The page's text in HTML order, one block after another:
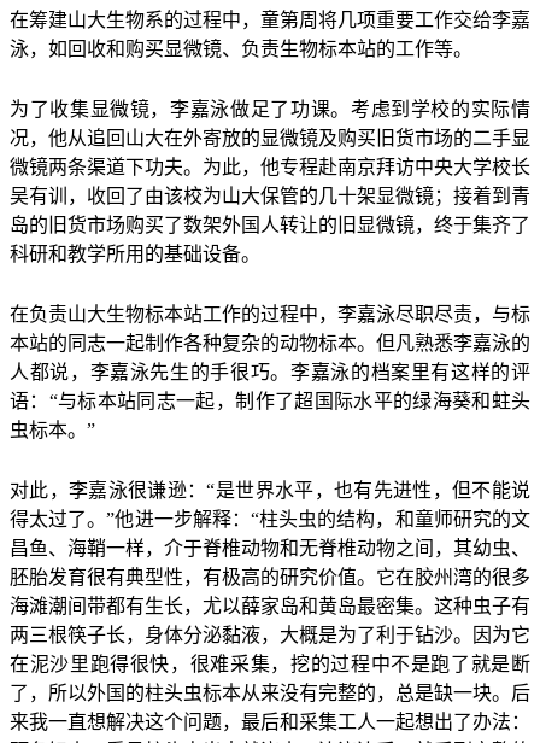
在筹建山大生物系的过程中，童第周将几项重要工作交给李嘉
泳，如回收和购买显微镜、负责生物标本站的工作等。
为了收集显微镜，李嘉泳做足了功课。考虑到学校的实际情
况，他从追回山大在外寄放的显微镜及购买旧货市场的二手显
微镜两条渠道下功夫。为此，他专程赴南京拜访中央大学校长
吴有训，收回了由该校为山大保管的几十架显微镜；接着到青
岛的旧货市场购买了数架外国人转让的旧显微镜，终于集齐了
科研和教学所用的基础设备。
在负责山大生物标本站工作的过程中，李嘉泳尽职尽责，与标
本站的同志一起制作各种复杂的动物标本。但凡熟悉李嘉泳的
人都说，李嘉泳先生的手很巧。李嘉泳的档案里有这样的评
语：“与标本站同志一起，制作了超国际水平的绿海葵和蛀头
虫标本。”
对此，李嘉泳很谦逊：“是世界水平，也有先进性，但不能说
得太过了。”他进一步解释：“柱头虫的结构，和童师研究的文
昌鱼、海鞘一样，介于脊椎动物和无脊椎动物之间，其幼虫、
胚胎发育很有典型性，有极高的研究价值。它在胶州湾的很多
海滩潮间带都有生长，尤以薛家岛和黄岛最密集。这种虫子有
两三根筷子长，身体分泌黏液，大概是为了利于钻沙。因为它
在泥沙里跑得很快，很难采集，挖的过程中不是跑了就是断
了，所以外国的柱头虫标本从来没有完整的，总是缺一块。后
来我一直想解决这个问题，最后和采集工人一起想出了办法：